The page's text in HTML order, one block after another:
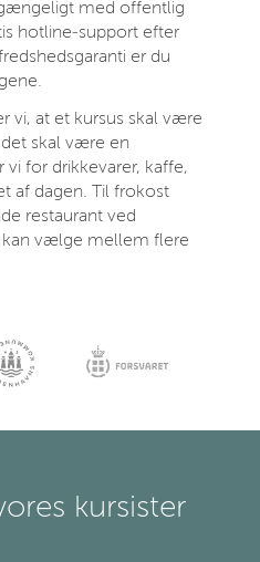
med offentlig
hotline‑support efter
er du
vi, at et kursus skal være
skal være en
for drikkevarer, kaffe,
af dagen. Til frokost
restaurant ved
kan vælge mellem flere
kursister